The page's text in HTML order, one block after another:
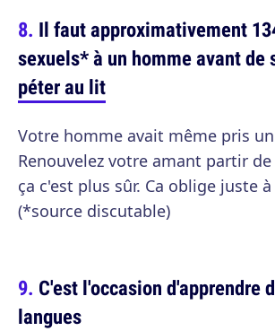
Il faut approximativement
sexuels* à un homme avant de
péter au lit
Votre homme avait même pris
Renouvelez votre amant partir
ça c'est plus sûr. Ca oblige juste
(*source discutable)
C'est l'occasion d'apprendre
langues